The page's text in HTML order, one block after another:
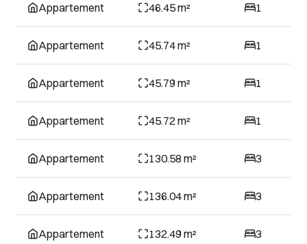
Appartement 46.45 m² 1
Appartement 45.74 m² 1
Appartement 45.79 m² 1
Appartement 45.72 m² 1
Appartement 130.58 m² 3
Appartement 136.04 m² 3
Appartement 132.49 m² 3